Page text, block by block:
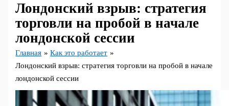
Лондонский взрыв: стратегия
торговли на пробой в начале
лондонской сессии
Главная
Как это работает
Лондонский взрыв: стратегия торговли на пробой в начале
лондонской сессии